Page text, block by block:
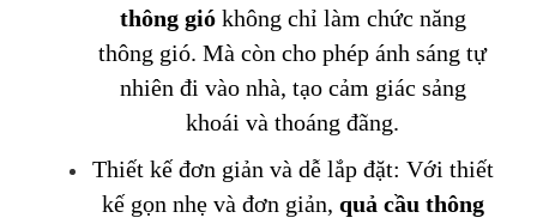
thông giókhông chỉ làm chức năng
thông gió. Mà còn cho phép ánh sáng tự
nhiên đi vào nhà, tạo cảm giác sảng
khoái và thoáng đãng.
Thiết kế đơn giản và dễ lắp đặt: Với thiết
kế gọn nhẹ và đơn giản, quả cầu thông